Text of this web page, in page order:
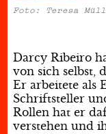
Foto: Teresa
Darcy Ribeiro
von sich selbst,
Er arbeitete als
Schriftsteller
Rollen hat er
verstehen und